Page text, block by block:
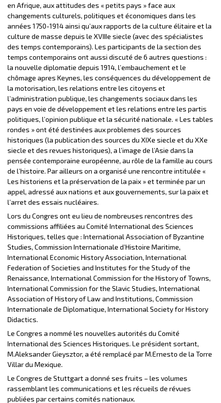
en Afrique, aux attitudes des « petits pays » face aux
changements culturels, politiques et économiques dans les
années 1750-1914 ainsi qu’aux rapports de la culture élitaire et la
culture de masse depuis le XVIIIe siecle (avec des spécialistes
des temps contemporains). Les participants de la section des
temps contemporains ont aussi discuté de 6 autres questions :
la nouvelle diplomatie depuis 1914, l’embauchement et le
chômage apres Keynes, les conséquences du développement de
la motorisation, les relations entre les citoyens et
l’administration publique, les changements sociaux dans les
pays en voie de développement et les relations entre les partis
politiques, l’opinion publique et la sécurité nationale. « Les tables
rondes » ont été destinées aux problemes des sources
historiques (la publication des sources du XIXe siecle et du XXe
siecle et des revues historiques), a l’image de l’Asie dans la
pensée contemporaine européenne, au rôle de la famille au cours
de l’histoire. Par ailleurs on a organisé une rencontre intitulée «
Les historiens et la préservation de la paix » et terminée par un
appel, adressé aux nations et aux gouvernements, sur la paix et
l’arret des essais nucléaires.
Lors du Congres ont eu lieu de nombreuses rencontres des
commissions affiliées au Comité International des Sciences
Historiques, telles que : International Association of Byzantine
Studies, Commission Internationale d’Histoire Maritime,
International Economic History Association, International
Federation of Societies and Institutes for the Study of the
Renaissance, International Commission for the History of Towns,
International Commission for the Slavic Studies, International
Association of History of Law and Institutions, Commission
Internationale de Diplomatique, International Society for History
Didactics.
Le Congres a nommé les nouvelles autorités du Comité
International des Sciences Historiques. Le président sortant,
M.Aleksander Gieysztor, a été remplacé par M.Ernesto de la Torre
Villar du Mexique.
Le Congres de Stuttgart a donné ses fruits – les volumes
rassemblant les communications et les récueils de révues
publiées par certains comités nationaux.